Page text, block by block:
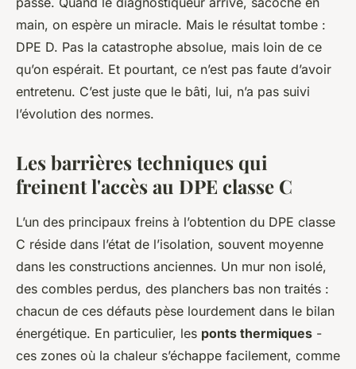
main, on espère un miracle. Mais le résultat tombe :
DPE D. Pas la catastrophe absolue, mais loin de ce
qu’on espérait. Et pourtant, ce n’est pas faute d’avoir
entretenu. C’est juste que le bâti, lui, n’a pas suivi
l’évolution des normes.
Les barrières techniques qui
freinent l'accès au DPE classe C
L’un des principaux freins à l’obtention du DPE classe
C réside dans l’état de l’isolation, souvent moyenne
dans les constructions anciennes. Un mur non isolé,
des combles perdus, des planchers bas non traités :
chacun de ces défauts pèse lourdement dans le bilan
énergétique. En particulier, les ponts thermiques -
ces zones où la chaleur s’échappe facilement, comme